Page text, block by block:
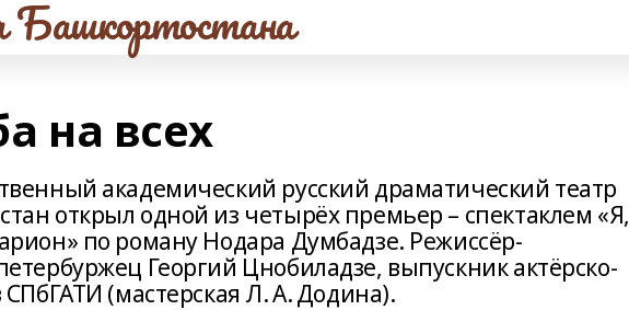
на всех
академический русский драматический театр
открыл одной из четырёх премьер – спектаклем «Я,
по роману Нодара Думбадзе. Режиссёр-
Георгий Цнобиладзе, выпускник актёрско-
СПбГАТИ (мастерская Л. А. Додина).